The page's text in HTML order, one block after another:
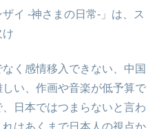
イ -神さまの日常-」は、ス
け
く感情移入できない、中国
い、作画や音楽が低予算で
日本ではつまらないと言わ
はあくまで日本人の視点か